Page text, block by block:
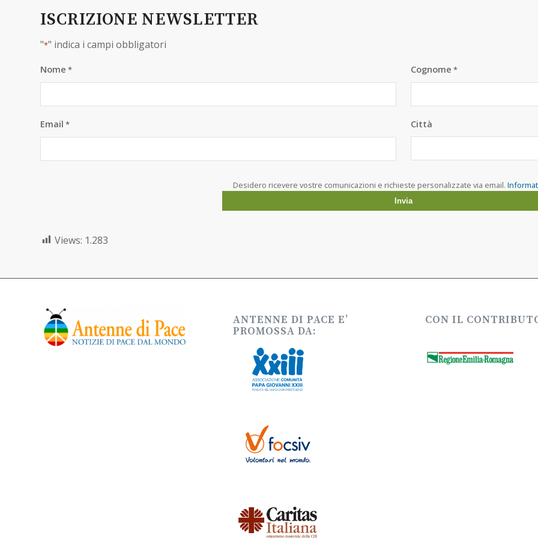
ISCRIZIONE NEWSLETTER
"*" indica i campi obbligatori
Nome * Cognome *
Email * Città
Desidero ricevere vostre comunicazioni e richieste personalizzate via email.
Views: 1.283
ANTENNE DI PACE E’
PROMOSSA DA:
CON IL